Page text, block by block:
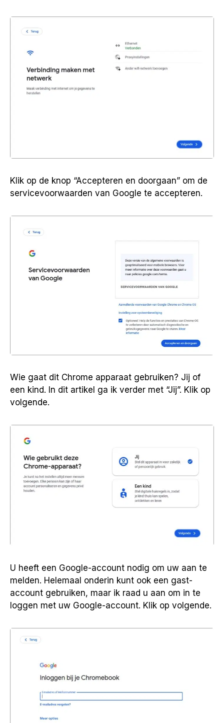
Klik op de knop “Accepteren en doorgaan” om de
servicevoorwaarden van Google te accepteren.
Wie gaat dit Chrome apparaat gebruiken? Jij of
een kind. In dit artikel ga ik verder met “Jij”. Klik op
volgende.
U heeft een Google-account nodig om uw aan te
melden. Helemaal onderin kunt ook een gast-
account gebruiken, maar ik raad u aan om in te
loggen met uw Google-account. Klik op volgende.